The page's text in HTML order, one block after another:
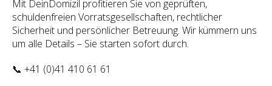
Mit DeinDomizil profitieren Sie von geprüften,
schuldenfreien Vorratsgesellschaften, rechtlicher
Sicherheit und persönlicher Betreuung. Wir kümmern uns
um alle Details – Sie starten sofort durch.
📞 +41 (0)41 410 61 61